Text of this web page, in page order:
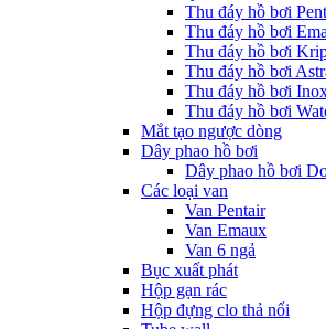
Thu đáy hồ bơi
Thu đáy hồ bơi
Thu đáy hồ bơi
Thu đáy hồ bơi
Thu đáy hồ bơi
Thu đáy hồ bơi
Mắt tạo ngược dòng
Dây phao hồ bơi
Dây phao hồ bơi
Các loại van
Van Pentair
Van Emaux
Van 6 ngả
Bục xuất phát
Hộp gạn rác
Hộp đựng clo thả nổi